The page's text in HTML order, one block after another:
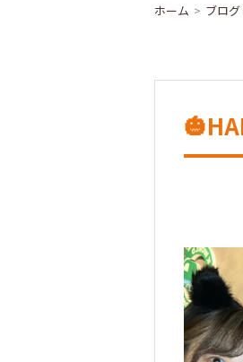
ホーム ブログ